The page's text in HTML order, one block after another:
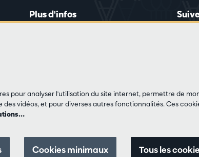
Plus d'infos
pour analyser l'utilisation du site internet, permettre de
vidéos, et pour diverses autres fonctionnalités. Ces
Cookies minimaux Tous les